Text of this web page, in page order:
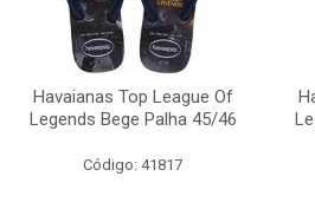
Havaianas Top League Of
Legends Bege Palha 45/46
Código: 41817